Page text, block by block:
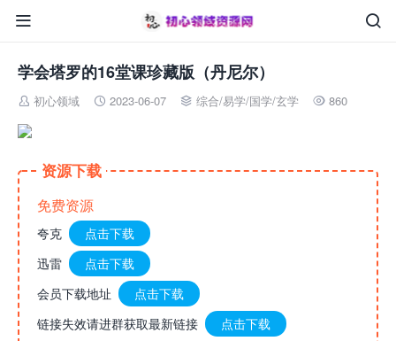


学会塔罗的16堂课珍藏版（丹尼尔）
 初心领域  2023-06-07  综合/易学/国学/玄学  860
资源下载
免费资源
夸克
点击下载
迅雷
点击下载
会员下载地址
点击下载
链接失效请进群获取最新链接
点击下载